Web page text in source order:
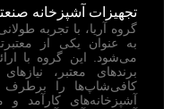
تجهیزات آشپزخانه
گروه آریا، با تجربه
به عنوان یکی از
می‌شود. این گروه با
برندهای معتبر،
کافی‌شاپ‌ها را
آشپزخانه‌های